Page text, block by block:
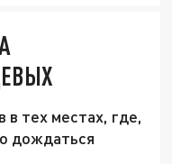
тех местах, где,
дождаться